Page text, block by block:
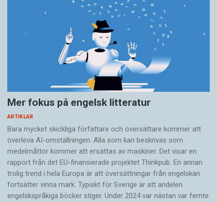
Mer fokus på engelsk litteratur
ARTIKLAR
Bara mycket skickliga författare och översättare ­kommer att
överleva AI-omställningen. Alla som kan beskrivas som
medelmåttor kommer att ersättas av maskiner. Det visar en
rapport från det EU-finansierade projektet Thinkpub. En annan
trolig trend i hela Europa är att översättningar från engelskan
fortsätter vinna mark. Typiskt för Sverige är att andelen
engelskspråkiga böcker stiger. Under 2024 var nästan var femte